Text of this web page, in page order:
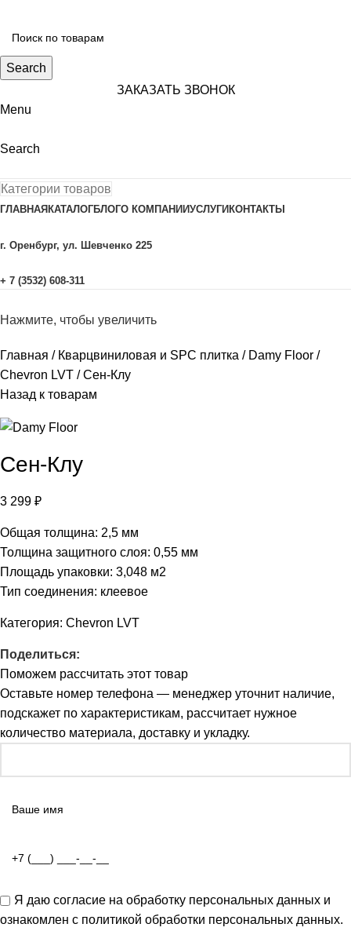
Search
ЗАКАЗАТЬ ЗВОНОК
Menu
Search
Категории товаров
ГЛАВНАЯ КАТАЛОГБЛОГО КОМПАНИИУСЛУГИ КОНТАКТЫ
г. Оренбург, ул. Шевченко 225
+ 7 (3532) 608-311
Нажмите, чтобы увеличить
Главная Кварцвиниловая и SPC плитка
Damy Floor
Chevron LVT
Сен-Клу
Назад к товарам
Сен-Клу
3 299 ₽
Общая толщина: 2,5 мм
Толщина защитного слоя: 0,55 мм
Площадь упаковки: 3,048 м2
Тип соединения: клеевое
Категория: Chevron LVT
Поделиться:
Поможем рассчитать этот товар
Оставьте номер телефона — менеджер уточнит наличие,
подскажет по характеристикам, рассчитает нужное
количество материала, доставку и укладку.
Я даю согласие на обработку персональных данных и
ознакомлен с политикой обработки персональных данных.